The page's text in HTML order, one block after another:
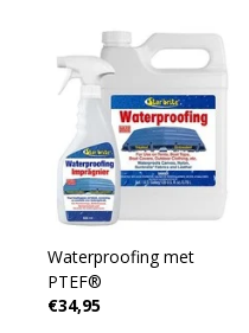
Waterproofing met
PTEF®
€34,95